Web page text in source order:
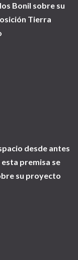
Bonil sobre su
Tierra
desde antes
esta premisa se
su proyecto